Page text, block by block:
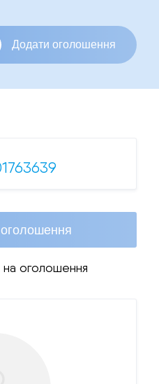
Додати оголошення
оголошення
оголошення